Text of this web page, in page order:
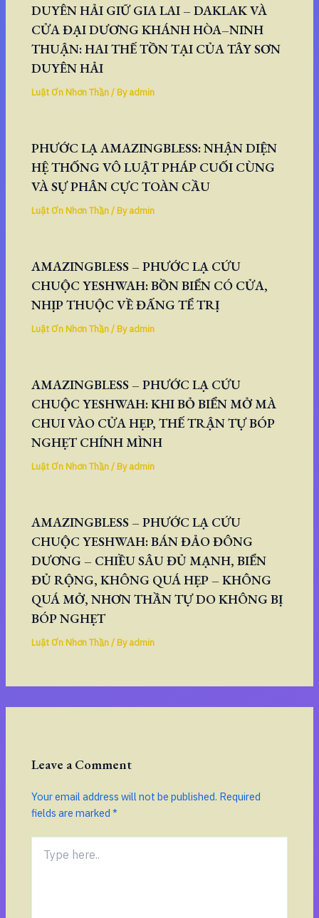
DUYÊN HẢI GIỮ GIA LAI – DAKLAK VÀ
CỬA ĐẠI DƯƠNG KHÁNH HÒA–NINH
THUẬN: HAI THẾ TỒN TẠI CỦA TÂY SƠN
DUYÊN HẢI
Luật Ơn Nhơn Thần/ Byadmin
PHƯỚC LẠ AMAZINGBLESS: NHẬN DIỆN
HỆ THỐNG VÔ LUẬT PHÁP CUỐI CÙNG
VÀ SỰ PHÂN CỰC TOÀN CẦU
Luật Ơn Nhơn Thần/ Byadmin
AMAZINGBLESS – PHƯỚC LẠ CỨU
CHUỘC YESHWAH: BỒN BIỂN CÓ CỬA,
NHỊP THUỘC VỀ ĐẤNG TỂ TRỊ
Luật Ơn Nhơn Thần/ Byadmin
AMAZINGBLESS – PHƯỚC LẠ CỨU
CHUỘC YESHWAH: KHI BỎ BIỂN MỞ MÀ
CHUI VÀO CỬA HẸP, THẾ TRẬN TỰ BÓP
NGHẸT CHÍNH MÌNH
Luật Ơn Nhơn Thần/ Byadmin
AMAZINGBLESS – PHƯỚC LẠ CỨU
CHUỘC YESHWAH: BÁN ĐẢO ĐÔNG
DƯƠNG – CHIỀU SÂU ĐỦ MẠNH, BIỂN
ĐỦ RỘNG, KHÔNG QUÁ HẸP – KHÔNG
QUÁ MỞ, NHƠN THẦN TỰ DO KHÔNG BỊ
BÓP NGHẸT
Luật Ơn Nhơn Thần/ Byadmin
Leave a Comment
Your email address will not be published. Required
fields are marked*
here..